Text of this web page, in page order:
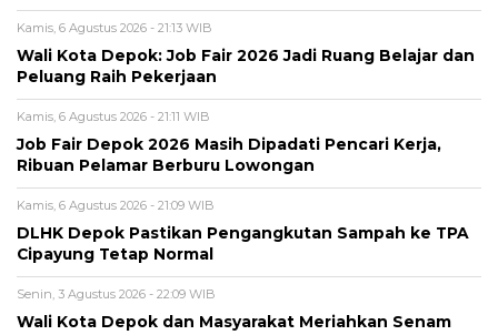
Kamis, 6 Agustus 2026 - 21:13 WIB
Wali Kota Depok: Job Fair 2026 Jadi Ruang Belajar dan
Peluang Raih Pekerjaan
Kamis, 6 Agustus 2026 - 21:11 WIB
Job Fair Depok 2026 Masih Dipadati Pencari Kerja,
Ribuan Pelamar Berburu Lowongan
Kamis, 6 Agustus 2026 - 21:09 WIB
DLHK Depok Pastikan Pengangkutan Sampah ke TPA
Cipayung Tetap Normal
Senin, 3 Agustus 2026 - 22:09 WIB
Wali Kota Depok dan Masyarakat Meriahkan Senam